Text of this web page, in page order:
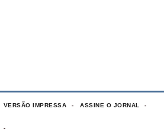
VERSÃO IMPRESSA ASSINE O JORNAL